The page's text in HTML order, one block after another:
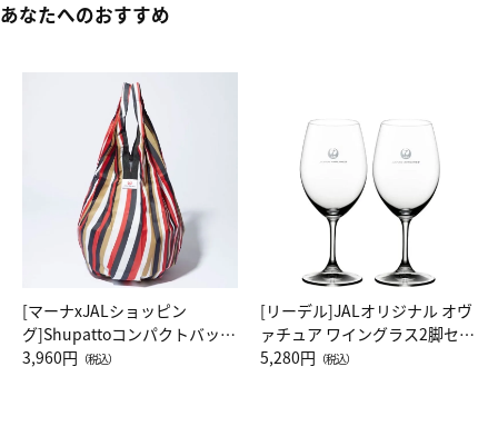
あなたへのおすすめ
[マーナxJALショッピン
グ]Shupattoコンパクトバッグ
Drop JAL客室乗務員（LC）ス
3,960円 （税込）
[リーデル]JALオリジナル オヴ
ァチュア ワイングラス2脚セッ
ト（レッドワイン）
5,280円 （税込）